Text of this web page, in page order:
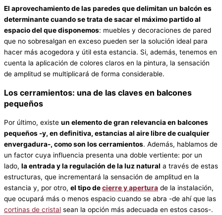
El aprovechamiento de las paredes que delimitan un balcón es
determinante cuando se trata de sacar el máximo partido al
espacio del que disponemos: muebles y decoraciones de pared
que no sobresalgan en exceso pueden ser la solución ideal para
hacer más acogedora y útil esta estancia. Si, además, tenemos en
cuenta la aplicación de colores claros en la pintura, la sensación
de amplitud se multiplicará de forma considerable.
Los cerramientos: una de las claves en balcones
pequeños
Por último, existe un elemento de gran relevancia en balcones
pequeños -y, en definitiva, estancias al aire libre de cualquier
envergadura-, como son los cerramientos. Además, hablamos de
un factor cuya influencia presenta una doble vertiente: por un
lado, la entrada y la regulación de la luz natural a través de estas
estructuras, que incrementará la sensación de amplitud en la
estancia y, por otro, el tipo decierre y apertura de la instalación,
que ocupará más o menos espacio cuando se abra -de ahí que las
cortinas de cristal sean la opción más adecuada en estos casos-.